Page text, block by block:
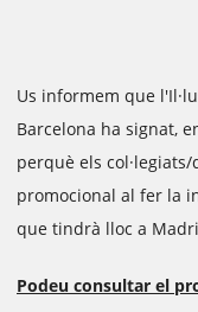
Us informem que
Barcelona ha signat,
perquè els
promocional al fer la
que tindrà lloc a
Podeu consultar el